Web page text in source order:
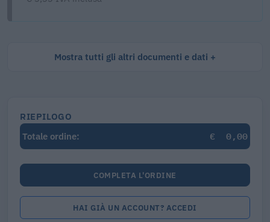
Mostra tutti gli altri documenti e dati
RIEPILOGO
Totale ordine:
€ 0,00
COMPLETA L'ORDINE
HAI GIÀ UN ACCOUNT? ACCEDI